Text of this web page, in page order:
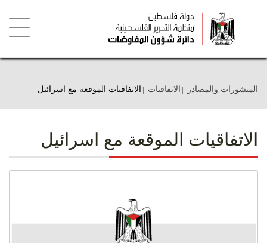
المنشورات والمصادر الاتفاقيات الاتفاقيات الموقعة مع اسرائيل
الاتفاقيات الموقعة مع اسرائيل